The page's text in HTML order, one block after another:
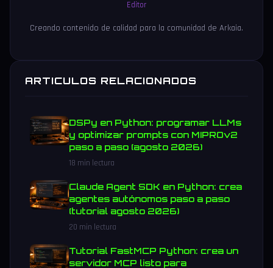
Editor
Creando contenido de calidad para la comunidad de Arkaia.
ARTICULOS RELACIONADOS
DSPy en Python: programar LLMs
y optimizar prompts con MIPROv2
paso a paso (agosto 2026)
18 min lectura
Claude Agent SDK en Python: crea
agentes autónomos paso a paso
(tutorial agosto 2026)
20 min lectura
Tutorial FastMCP Python: crea un
servidor MCP listo para